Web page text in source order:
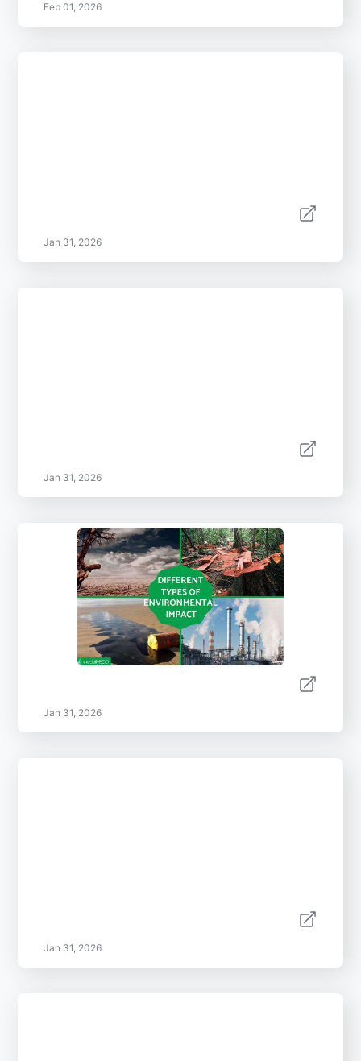
Feb 01, 2026
Jan 31, 2026
Jan 31, 2026
Jan 31, 2026
Jan 31, 2026